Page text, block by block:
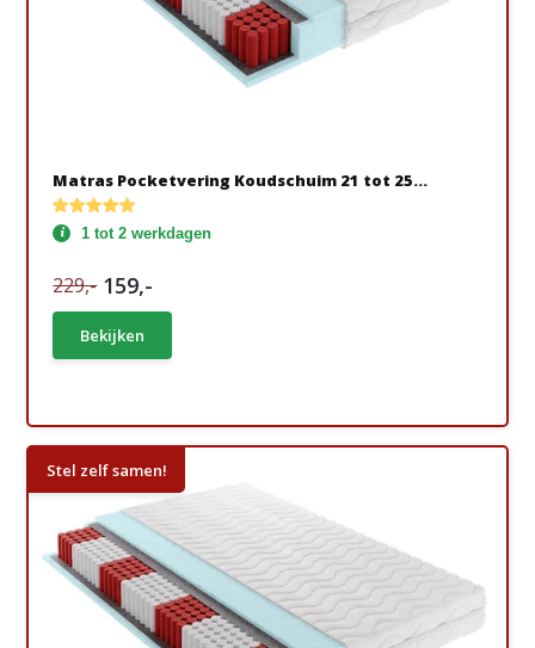
Matras Pocketvering Koudschuim 21 tot 25...
1 tot 2 werkdagen
229,- 159,-
Bekijken
Stel zelf samen!